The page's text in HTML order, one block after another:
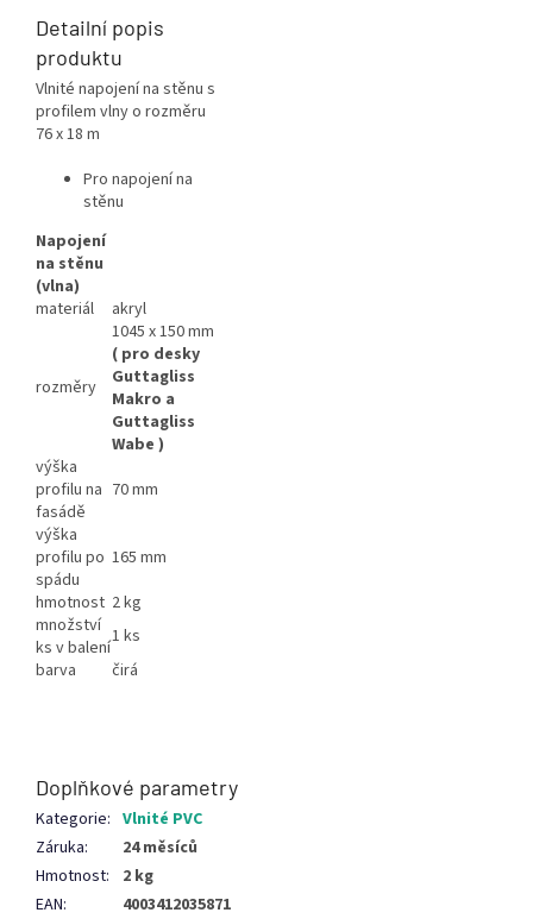
Detailní popis
produktu
Vlnité napojení na stěnu s
profilem vlny o rozměru
76 x 18 m
Pro napojení na
stěnu
Napojení
na stěnu
(vlna)
materiál
akryl
rozměry
1045 x 150 mm
( pro desky
Guttagliss
Makro a
Guttagliss
Wabe )
výška
profilu na
fasádě
70 mm
výška
profilu po
spádu
165 mm
hmotnost 2 kg
množství
ks v balení1 ks
barva
čirá
Doplňkové parametry
Kategorie: Vlnité PVC
Záruka:
24 měsíců
Hmotnost:
2 kg
EAN:
4003412035871